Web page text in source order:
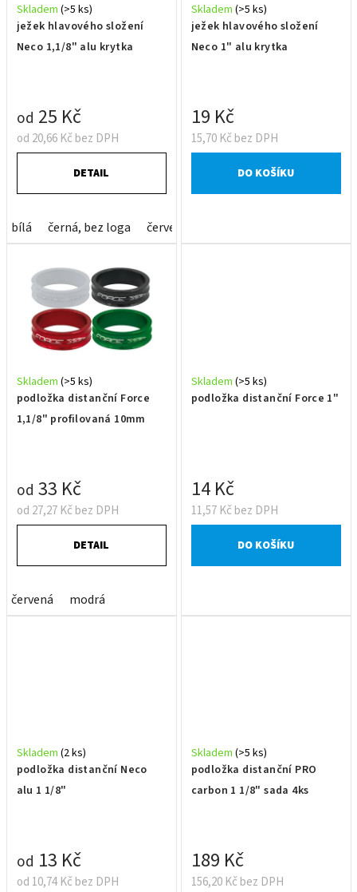
o
d
ježek hlavového složení
Neco 1,1/8" alu krytka
Skladem (>5 ks)
od 20,66 Kč bez DPH
od 25 Kč
DETAIL
bílá černá, bez loga červená
ježek hlavového složení
Neco 1" alu krytka
Skladem (>5 ks)
15,70 Kč bez DPH
19 Kč
DO KOŠÍKU
podložka distanční Force
1,1/8" profilovaná 10mm
Skladem (>5 ks)
od 27,27 Kč bez DPH
od 33 Kč
DETAIL
červená modrá
podložka distanční Force 1"
Skladem (>5 ks)
11,57 Kč bez DPH
14 Kč
DO KOŠÍKU
podložka distanční Neco
alu 1 1/8"
Skladem (2 ks)
od 10,74 Kč bez DPH
od 13 Kč
podložka distanční PRO
carbon 1 1/8" sada 4ks
Skladem (>5 ks)
156,20 Kč bez DPH
189 Kč